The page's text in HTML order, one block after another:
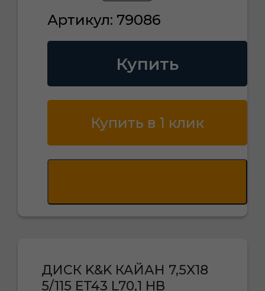
Артикул: 79086
Купить
Купить в 1 клик
ДИСК K&K КАЙАН 7,5X18
5/115 ET43 L70,1 HB